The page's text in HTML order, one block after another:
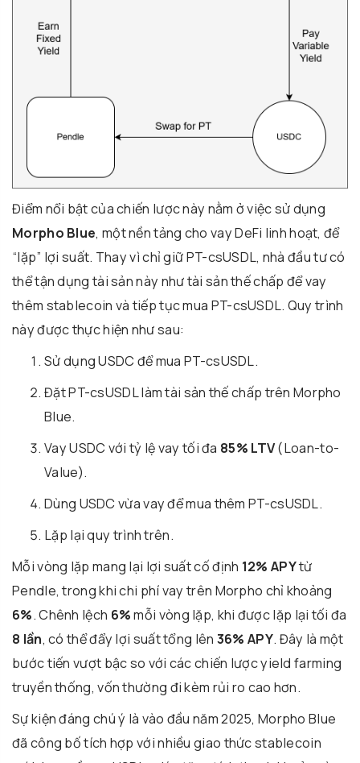
Điểm nổi bật của chiến lược này nằm ở việc sử dụng
Morpho Blue, một nền tảng cho vay DeFi linh hoạt, để
“lặp” lợi suất. Thay vì chỉ giữ PT-csUSDL, nhà đầu tư có
thể tận dụng tài sản này như tài sản thế chấp để vay
thêm stablecoin và tiếp tục mua PT-csUSDL. Quy trình
này được thực hiện như sau:
Sử dụng USDC để mua PT-csUSDL.
Đặt PT-csUSDL làm tài sản thế chấp trên Morpho
Blue.
Vay USDC với tỷ lệ vay tối đa 85% LTV(Loan-to-
Value).
Dùng USDC vừa vay để mua thêm PT-csUSDL.
Lặp lại quy trình trên.
Mỗi vòng lặp mang lại lợi suất cố định 12% APYtừ
Pendle, trong khi chi phí vay trên Morpho chỉ khoảng
6%. Chênh lệch 6%mỗi vòng lặp, khi được lặp lại tối đa
8 lần, có thể đẩy lợi suất tổng lên 36% APY. Đây là một
bước tiến vượt bậc so với các chiến lược yield farming
truyền thống, vốn thường đi kèm rủi ro cao hơn.
Sự kiện đáng chú ý là vào đầu năm 2025, Morpho Blue
đã công bố tích hợp với nhiều giao thức stablecoin